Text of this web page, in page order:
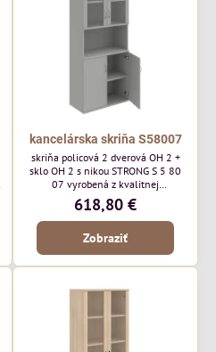
kancelárska skriňa S58007
skriňa policová 2 dverová OH 2 +
sklo OH 2 s nikou STRONG S 5 80
07 vyrobená z kvalitnej
laminovanej drevotriesky. Vrchná
doska a dno majú hrúbku 25mm a
na prednej strane je 2mm ABS
hrana.
618,80 €
Zobraziť